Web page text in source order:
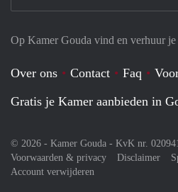
Op Kamer Gouda vind en verhuur
Over ons Contact Faq
Gratis je Kamer aanbieden in
© 2026 - Kamer Gouda - KvK nr.
Voorwaarden & privacy
Disclaimer
Account verwijderen